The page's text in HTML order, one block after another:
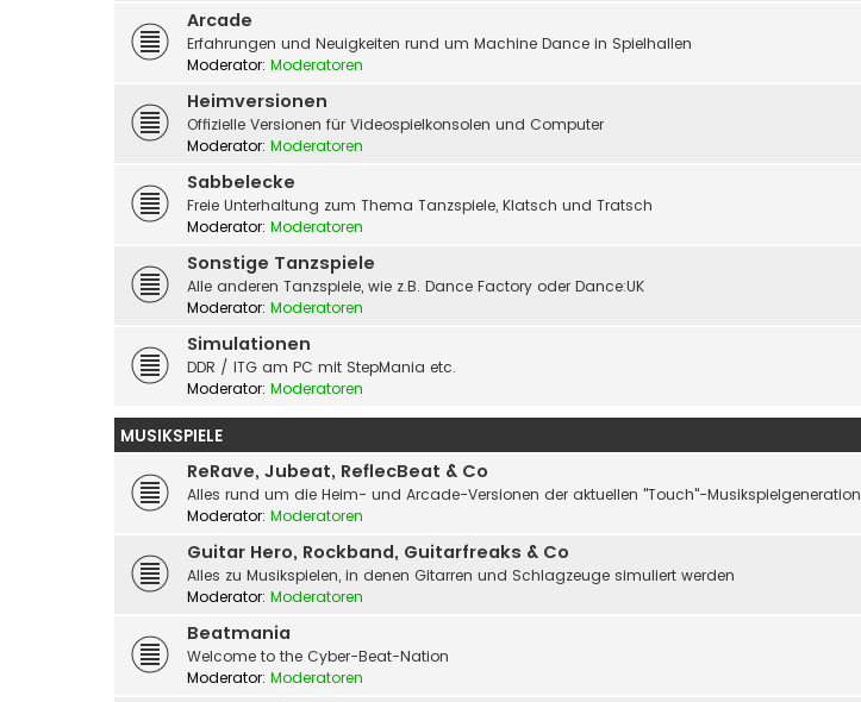
Arcade
Erfahrungen und Neuigkeiten rund um Machine Dance in Spielhallen
Moderator: Moderatoren
Heimversionen
Offizielle Versionen für Videospielkonsolen und Computer
Moderator: Moderatoren
Sabbelecke
Freie Unterhaltung zum Thema Tanzspiele, Klatsch und Tratsch
Moderator: Moderatoren
Sonstige Tanzspiele
Alle anderen Tanzspiele, wie z.B. Dance Factory oder Dance:UK
Moderator: Moderatoren
Simulationen
DDR / ITG am PC mit StepMania etc.
Moderator: Moderatoren
MUSIKSPIELE
ReRave, Jubeat, ReflecBeat & Co
Alles rund um die Heim- und Arcade-Versionen der aktuellen "Touch"-Musikspielgeneration
Moderator: Moderatoren
Guitar Hero, Rockband, Guitarfreaks & Co
Alles zu Musikspielen, in denen Gitarren und Schlagzeuge simuliert werden
Moderator: Moderatoren
Beatmania
Welcome to the Cyber-Beat-Nation
Moderator: Moderatoren